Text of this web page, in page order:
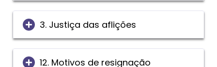
3. Justiça das aflições
12. Motivos de resignação